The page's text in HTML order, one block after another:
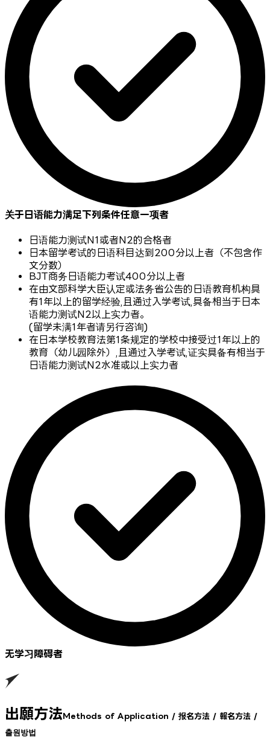
关于日语能力满足下列条件任意一项者
日语能力测试N1或者N2的合格者
日本留学考试的日语科目达到200分以上者（不包含作
文分数）
BJT商务日语能力考试400分以上者
在由文部科学大臣认定或法务省公告的日语教育机构具
有1年以上的留学经验,且通过入学考试,具备相当于日本
语能力测试N2以上实力者。
(留学未满1年者请另行咨询)
在日本学校教育法第1条规定的学校中接受过1年以上的
教育（幼儿园除外）,且通过入学考试,证实具备有相当于
日语能力测试N2水准或以上实力者
无学习障碍者
出願方法Methods of Application / 报名方法 / 報名方法 /
출원방법